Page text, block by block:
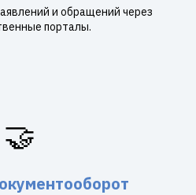
и обращений через
порталы.
🤝